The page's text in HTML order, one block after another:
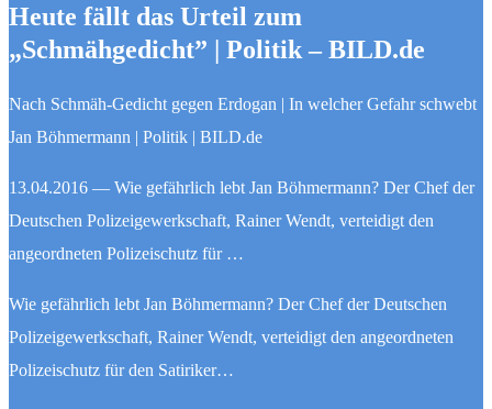
Heute fällt das Urteil zum
„Schmähgedicht” | Politik – BILD.de
Nach Schmäh-Gedicht gegen Erdogan | In welcher Gefahr schwebt
Jan Böhmermann | Politik | BILD.de
13.04.2016 — Wie gefährlich lebt Jan Böhmermann? Der Chef der
Deutschen Polizeigewerkschaft, Rainer Wendt, verteidigt den
angeordneten Polizeischutz für …
Wie gefährlich lebt Jan Böhmermann? Der Chef der Deutschen
Polizeigewerkschaft, Rainer Wendt, verteidigt den angeordneten
Polizeischutz für den Satiriker…